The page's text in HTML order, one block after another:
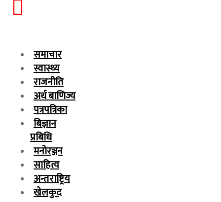
समाचार
स्वास्थ्य
राजनीति
अर्थ बाणिज्य
पत्रपत्रिका
बिज्ञान
प्रबिधि
मनोरञ्जन
साहित्य
अन्तराष्ट्रिय
खेलकुद